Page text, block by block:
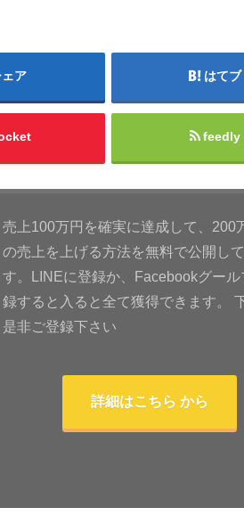
ェア はてブ
feedly
売上100万円を確実に達成して、200
の売上を上げる方法を無料で公開し
す。LINEに登録か、Facebookグール
録すると入ると全て獲得できます。
是非ご登録下さい
詳細はこちら から